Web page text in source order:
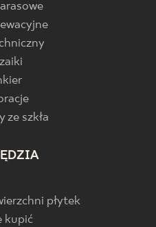
ze szkła
płytek
kupić